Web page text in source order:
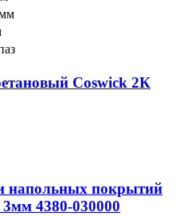
Coswick 2К
напольных покрытий
4380-030000